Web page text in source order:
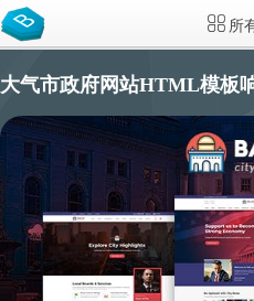
所
大气市政府网站HTML模板